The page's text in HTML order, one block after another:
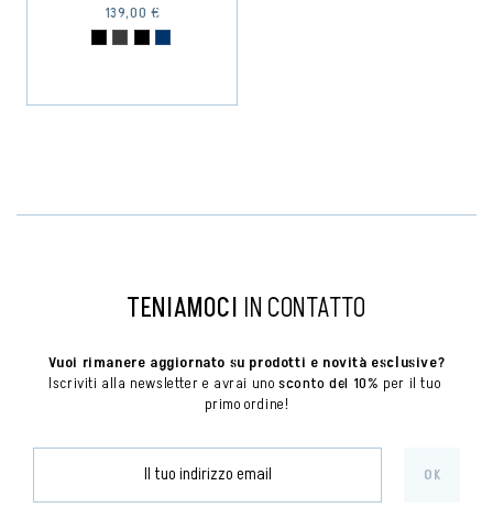
139,00 €
TENIAMOCI IN CONTATTO
Vuoi rimanere aggiornato su prodotti e novità esclusive?
Iscriviti alla newsletter e avrai uno sconto del 10% per il tuo
primo ordine!